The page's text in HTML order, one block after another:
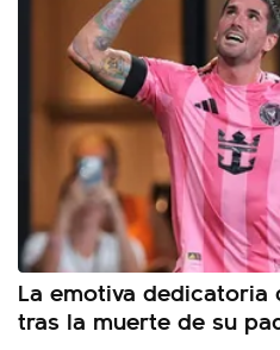
La emotiva dedicatoria
tras la muerte de su